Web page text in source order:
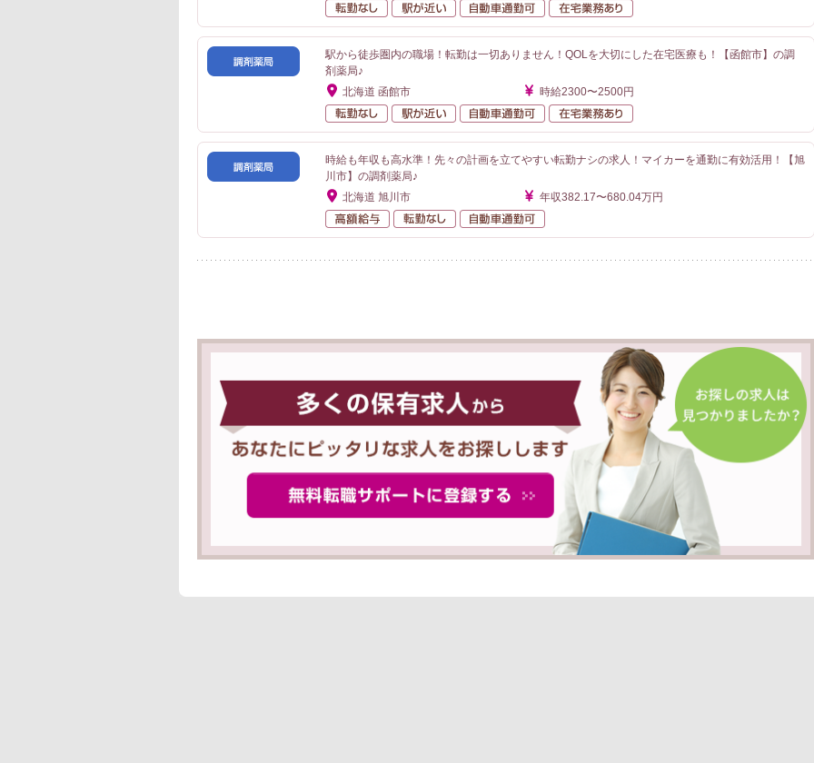
転勤なし
駅が近い 自動車通勤可
駅から徒歩圏内の職場！転勤は一切ありません！QOLを大切にした在宅医療も！【函館市】の調
剤薬局♪
北海道 函館市
時給2300〜2500円
転勤なし
駅が近い 自動車通勤可
時給も年収も高水準！先々の計画を立てやすい転勤ナシの求人！マイカーを通勤に有効活用！【旭
川市】の調剤薬局♪
北海道 旭川市
年収382.17〜680.04万円
高額給与
転勤なし